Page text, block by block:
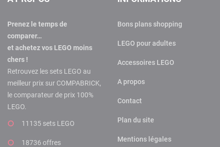
Prenez le temps de
comparer…
et achetez vos LEGO moins
chers !
Retrouvez les sets LEGO au
meilleur prix sur COMPABRICK,
le comparateur de prix 100%
LEGO.
11135 sets LEGO
18736 offres
Bons plans shopping
LEGO pour adultes
Accessoires LEGO
A propos
Contact
Plan du site
Mentions légales